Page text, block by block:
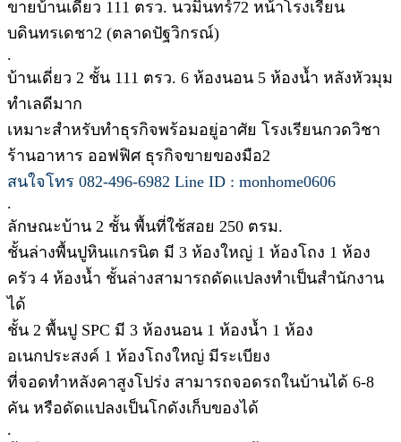
ขายบ้านเดี่ยว 111 ตรว. นวมินทร์72 หน้าโรงเรียน
บดินทรเดชา2 (ตลาดปัฐวิกรณ์)
.
บ้านเดี่ยว 2 ชั้น 111 ตรว. 6 ห้องนอน 5 ห้องน้ำ หลังหัวมุม
ทำเลดีมาก
เหมาะสำหรับทำธุรกิจพร้อมอยู่อาศัย โรงเรียนกวดวิชา
ร้านอาหาร ออฟฟิศ ธุรกิจขายของมือ2
สนใจโทร 082-496-6982 Line ID : monhome0606
.
ลักษณะบ้าน 2 ชั้น พื้นที่ใช้สอย 250 ตรม.
ชั้นล่างพื้นปูหินแกรนิต มี 3 ห้องใหญ่ 1 ห้องโถง 1 ห้อง
ครัว 4 ห้องน้ำ ชั้นล่างสามารถดัดแปลงทำเป็นสำนักงาน
ได้
ชั้น 2 พื้นปู SPC มี 3 ห้องนอน 1 ห้องน้ำ 1 ห้อง
อเนกประสงค์ 1 ห้องโถงใหญ่ มีระเบียง
ที่จอดทำหลังคาสูงโปร่ง สามารถจอดรถในบ้านได้ 6-8
คัน หรือดัดแปลงเป็นโกดังเก็บของได้
.